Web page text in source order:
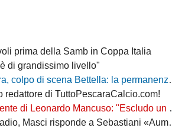
prima della Samb in Coppa Italia
di grandissimo livello"
la permanenza non è più un'ipotesi, ecco cosa sta succedendo
redattore di TuttoPescaraCalcio.com!
Mancuso: "Escludo un suo ritorno a Pescara, vuole rimanere in B"
a Sebastiani «Aumenti per ridurre il peso sui cittadini»